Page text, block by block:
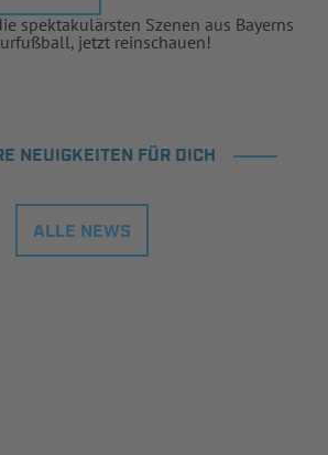
spektakulärsten Szenen aus Bayerns
jetzt reinschauen!
NEUIGKEITEN FÜR DICH
ALLE NEWS